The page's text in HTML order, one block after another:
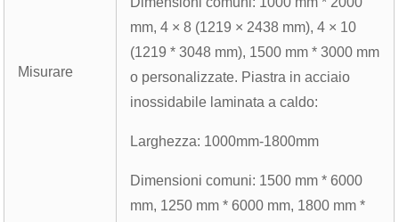
Misurare
mm, 4 × 8 (1219 × 2438 mm), 4 × 10
(1219 * 3048 mm), 1500 mm * 3000 mm
o personalizzate. Piastra in acciaio
inossidabile laminata a caldo:
Larghezza: 1000mm-1800mm
Dimensioni comuni: 1500 mm * 6000
mm, 1250 mm * 6000 mm, 1800 mm *